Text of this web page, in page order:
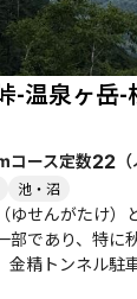
、登山の疲れを
スポットもあり
しんでもらえる
ック感覚で楽
を楽しむこと
静かな山行を
-温泉ヶ岳-
コース定数22 （
池・沼
せんがたけ）
部であり、特に
金精トンネル駐